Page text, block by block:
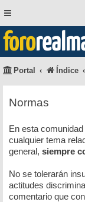
foro
Portal Índice
Normas
En esta
cualquier tema
general, siempre
No se tolerarán
actitudes
comentario que